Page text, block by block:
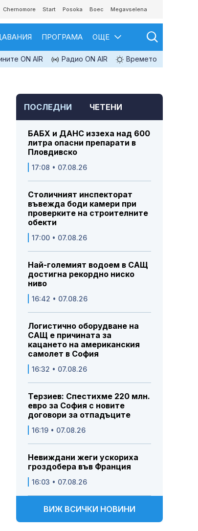
Chernomore Start Posoka Boec Megavselena
ПРОГРАМА ОЩЕ
ON AIR Радио ON AIR Времето
ПОСЛЕДНИ ЧЕТЕНИ
БАБХ и ДАНС иззеха над 600
литра опасни препарати в
Пловдивско
17:08 • 07.08.26
Столичният инспекторат
въвежда боди камери при
проверките на строителните
обекти
17:00 • 07.08.26
Най-големият водоем в САЩ
достигна рекордно ниско
ниво
16:42 • 07.08.26
Логистично оборудване на
САЩ е причината за
кацането на американския
самолет в София
16:32 • 07.08.26
Терзиев: Спестихме 220 млн.
евро за София с новите
договори за отпадъците
16:19 • 07.08.26
Невиждани жеги ускориха
гроздобера във Франция
16:03 • 07.08.26
ВИЖ ВСИЧКИ НОВИНИ